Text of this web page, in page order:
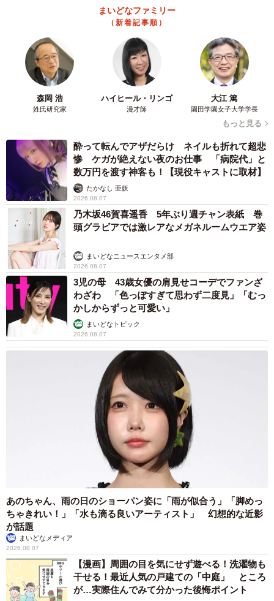
まいどなファミリー
（新着記事順）
森岡 浩
姓氏研究家
ハイヒール・リンゴ
漫才師
大江 篤
園田学園女子大学学長
もっと見る
酔って転んでアザだらけ ネイルも折れて超悲
惨 ケガが絶えない夜のお仕事 「病院代」と
数万円を渡す神客も！【現役キャストに取材】
たかなし 亜妖
2026.08.07
乃木坂46賀喜遥香 5年ぶり週チャン表紙 巻
頭グラビアでは激レアなメガネルームウエア姿
まいどなニュースエンタメ部
2026.08.07
3児の母 43歳女優の肩見せコーデでファンざ
わざわ 「色っぽすぎて思わず二度見」「むっ
かしからずっと可愛い」
まいどなトピック
2026.08.07
あのちゃん、雨の日のショーパン姿に「雨が似合う」「脚めっ
ちゃきれい！」「水も滴る良いアーティスト」 幻想的な近影
が話題
まいどなメディア
2026.08.07
【漫画】周囲の目を気にせず遊べる！洗濯物も
干せる！最近人気の戸建ての「中庭」 ところ
が…実際住んでみて分かった後悔ポイント